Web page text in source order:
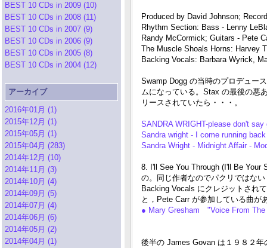
BEST 10 CDs in 2009 (10)
BEST 10 CDs in 2008 (11)
BEST 10 CDs in 2007 (9)
BEST 10 CDs in 2006 (9)
BEST 10 CDs in 2005 (8)
BEST 10 CDs in 2004 (12)
アーカイブ
2016年01月 (1)
2015年12月 (1)
2015年05月 (1)
2015年04月 (283)
2014年12月 (10)
2014年11月 (3)
2014年10月 (4)
2014年09月 (5)
2014年07月 (4)
2014年06月 (6)
2014年05月 (2)
2014年04月 (1)
Produced by David Johnson;
Rhythm Section: Bass - Lenny
Randy McCormick; Guitars - Pete
The Muscle Shoals Horns: Harvey
Backing Vocals: Barbara Wyrick,
Swamp Dogg の当時のプロデュー
ムになっている。Stax の最後の悪
リースされていたら・・・。
SANDRA WRIGHT-please don't
Sandra wright - I come running
Sandra Wright - Midnight Affair -
8. I'll See You Through (I'll Be
の。同じ作者なのでパクリではな
Backing Vocals にクレジットされ
と，Pete Carr が参加している曲が
● Mary Gresham "Voice From
後半の James Govan は１９８２